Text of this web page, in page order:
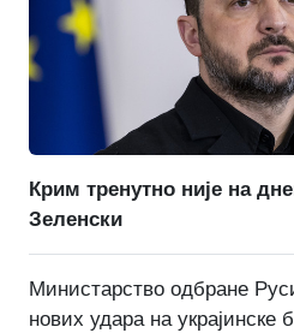
Крим тренутно није на
Зеленски
Министарство одбране
нових удара на украјинске